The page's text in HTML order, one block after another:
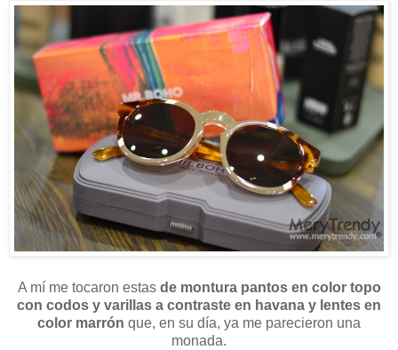
A mí me tocaron estasde montura pantos en color topo
con codos y varillas a contraste en havana y lentes en
color marrón que, en su día, ya me parecieron una
monada.